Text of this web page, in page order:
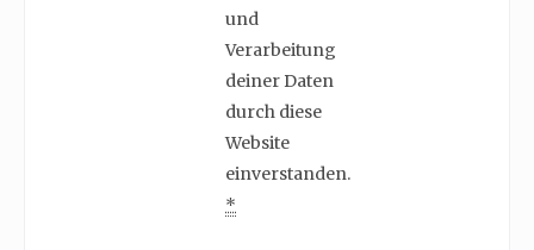
und
Verarbeitung
deiner Daten
durch diese
Website
einverstanden.
*